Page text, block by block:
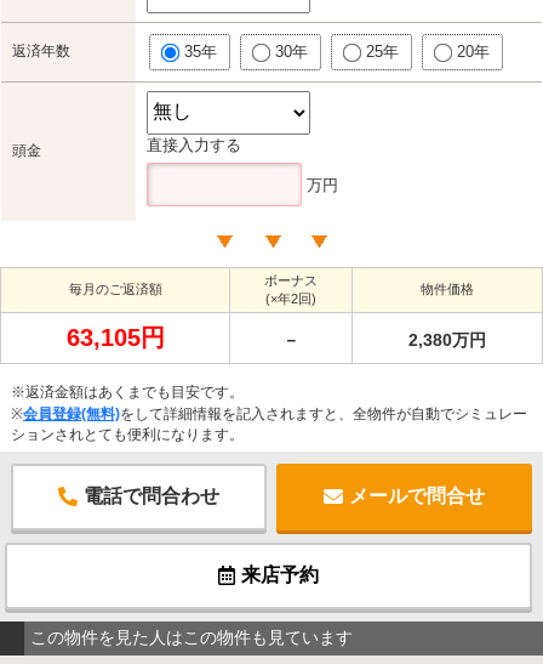
返済年数 35年 30年 25年 20年
頭金 直接入力する
万円
毎月のご返済額
ボーナス
(×年2回)
物件価格
63,105円 － 2,380万円
※返済金額はあくまでも目安です。
※会員登録(無料)をして詳細情報を記入されますと、全物件が自動でシミュレー
ションされとても便利になります。
電話で問合わせ メールで問合せ
来店予約
この物件を見た人はこの物件も見ています